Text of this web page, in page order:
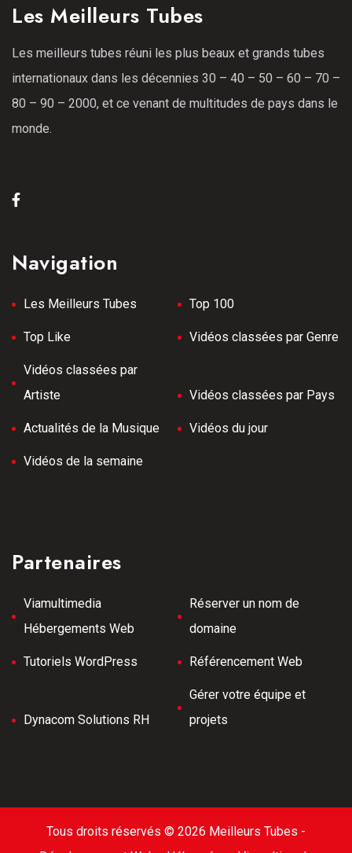
Les Meilleurs Tubes
Les meilleurs tubes réuni les plus beaux et grands tubes
internationaux dans les décennies 30 – 40 – 50 – 60 – 70 –
80 – 90 – 2000, et ce venant de multitudes de pays dans le
monde.
Navigation
Les Meilleurs Tubes Top 100
Top Like Vidéos classées par Genre
Vidéos classées par
Artiste
Vidéos classées par Pays
Actualités de la Musique Vidéos du jour
Vidéos de la semaine
Partenaires
Viamultimedia
Hébergements Web
Réserver un nom de
domaine
Tutoriels WordPress Référencement Web
Dynacom Solutions RH
Gérer votre équipe et
projets
Tous droits réservés © 2026 Meilleurs Tubes -